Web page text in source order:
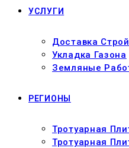
УСЛУГИ
Доставка
Укладка Газона
Земляные
РЕГИОНЫ
Тротуарная
Тротуарная